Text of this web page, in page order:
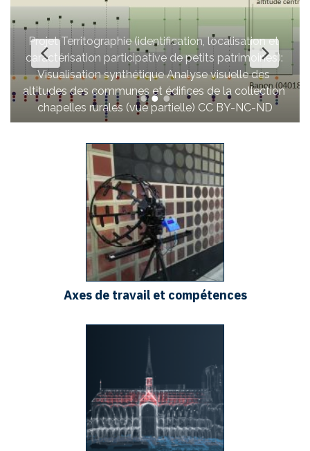
et
des
la collection
NC-ND
Extrait des brochures « image + son »
SESAMES – Ancienne église Sainte-
Puyloubier CC BY-NC-ND
Axes de travail et compétences